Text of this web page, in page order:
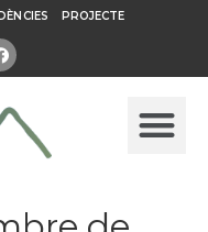
PROJECTE